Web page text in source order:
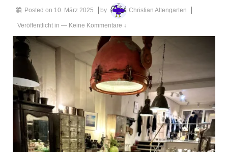
Posted on 10. März 2025 by Christian Altengarten
Veröffentlicht in — Keine Kommentare ↓